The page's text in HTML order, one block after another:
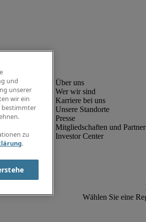
Wer wir sind
Karriere bei uns
Unsere Standorte
Presse
Mitgliedschaften und Partner
Investor Center
und
unserer
wir ein
bestimmter
zu
.